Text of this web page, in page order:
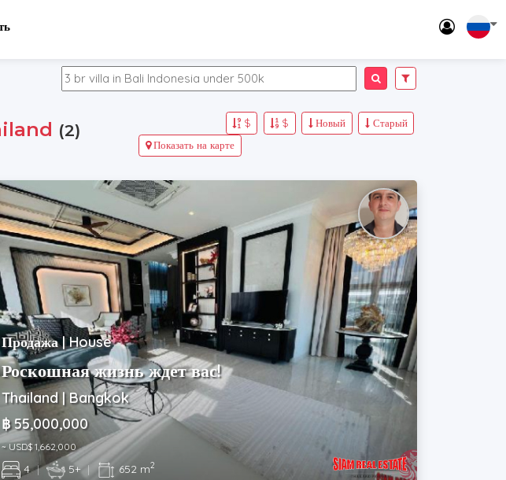
(2) Старый
Новый
$
$
Показать на карте
Продажа | House
Роскошная жизнь ждет вас!
Thailand | Bangkok
฿ 55,000,000
~ USD$ 1,662,000
4 | 5+ | 652 m2